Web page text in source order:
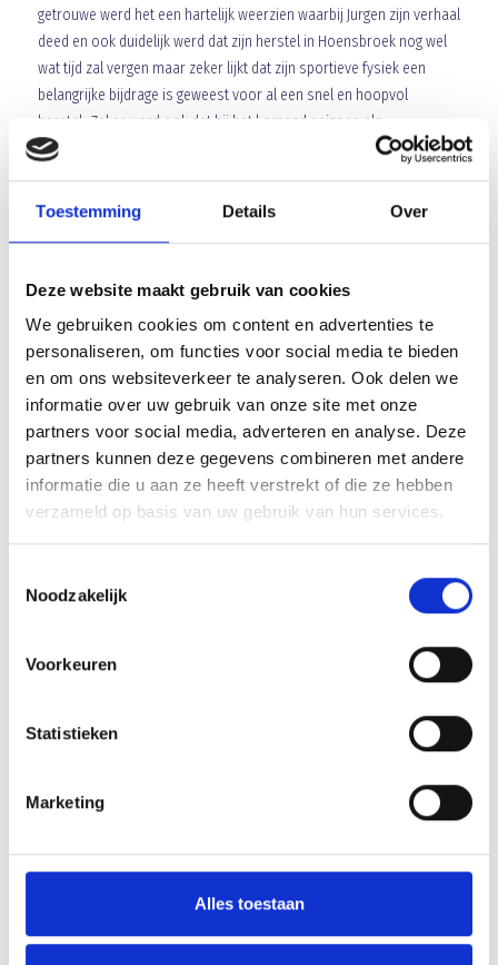
Toestemming Details Over
Deze website maakt gebruik van cookies
We gebruiken cookies om content en advertenties te
personaliseren, om functies voor social media te bieden
en om ons websiteverkeer te analyseren. Ook delen we
informatie over uw gebruik van onze site met onze
partners voor social media, adverteren en analyse. Deze
partners kunnen deze gegevens combineren met andere
informatie die u aan ze heeft verstrekt of die ze hebben
verzameld op basis van uw gebruik van hun services.
Noodzakelijk
Voorkeuren
Statistieken
Marketing
Alles toestaan
getrouwe werd het een hartelijk weerzien waarbij Jurgen zijn verhaal
deed en ook duidelijk werd dat zijn herstel in Hoensbroek nog wel
wat tijd zal vergen maar zeker lijkt dat zijn sportieve fysiek een
belangrijke bijdrage is geweest voor al een snel en hoopvol
herstel. Zeker werd ook dat hij het komend seizoen als
toeschouwer ‘zijn’ Blauw Geel’38 met vriendin weer eens zal
Array
TwitterFacebookWhatsApp
Peter’s Corner Blauw Geel’38/JUMBO